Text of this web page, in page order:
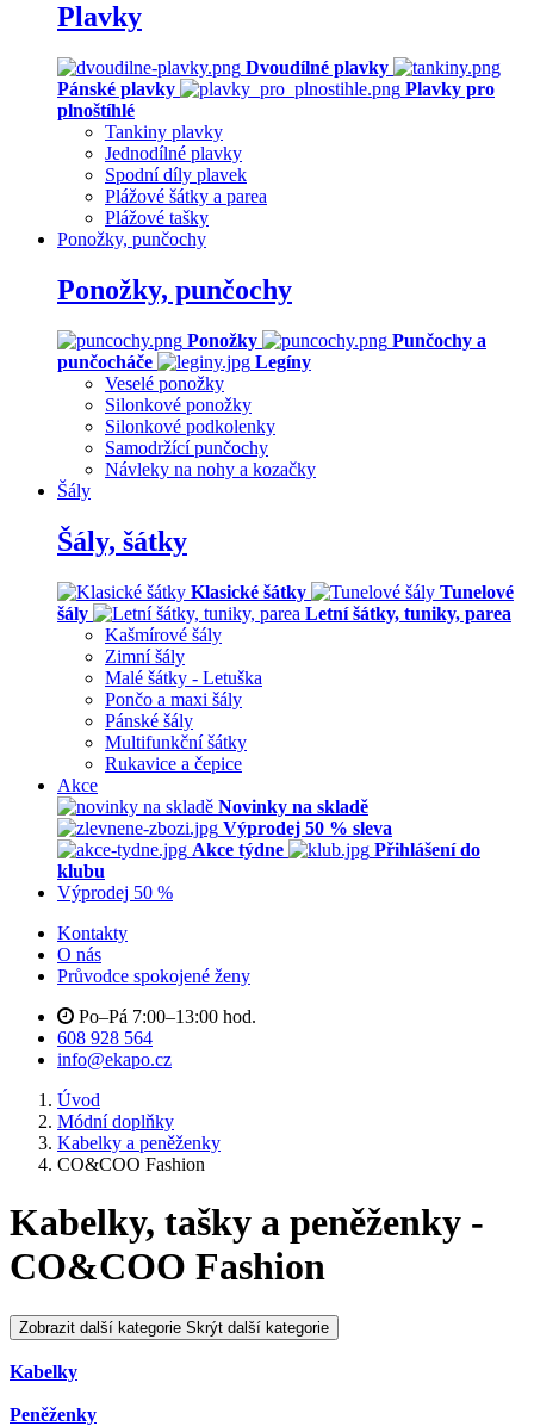
Plavky
Dvoudílné plavky
Pánské plavky
Plavky pro
plnoštíhlé
Tankiny plavky
Jednodílné plavky
Spodní díly plavek
Plážové šátky a parea
Plážové tašky
Ponožky, punčochy
Ponožky, punčochy
Ponožky
Punčochy a
punčocháče
Legíny
Veselé ponožky
Silonkové ponožky
Silonkové podkolenky
Samodržící punčochy
Návleky na nohy a kozačky
Šály
Šály, šátky
Klasické šátky
Tunelové
šály
Letní šátky, tuniky, parea
Kašmírové šály
Zimní šály
Malé šátky - Letuška
Pončo a maxi šály
Pánské šály
Multifunkční šátky
Rukavice a čepice
Akce
Novinky na skladě
Výprodej 50 % sleva
Akce týdne
Přihlášení do
klubu
Výprodej 50 %
Kontakty
O nás
Průvodce spokojené ženy
Po–Pá 7:00–13:00 hod.
608 928 564
info@ekapo.cz
Úvod
Módní doplňky
Kabelky a peněženky
CO&COO Fashion
Kabelky, tašky a peněženky -
CO&COO Fashion
Zobrazit další kategorie Skrýt další kategorie
Kabelky
Peněženky